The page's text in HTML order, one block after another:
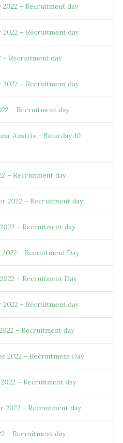
– Recruitment day
– Recruitment day
– Recruitment day
– Recruitment day
– Recruitment day
Austria – Saturday 10
– Recruitment day
2022 – Recruitment day
– Recruitment day
– Recruitment Day
– Recruitment Day
2022 – Recruitment day
– Recruitment day
2022 – Recruitment Day
– Recruitment day
2022 – Recruitment day
– Recruitment day